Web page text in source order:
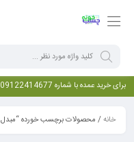
برای خرید عمده با شماره 09122414677 تماس بگیرید
خانه/ محصولات برچسب خورده “مبدل OTG به microUSB وریتی”